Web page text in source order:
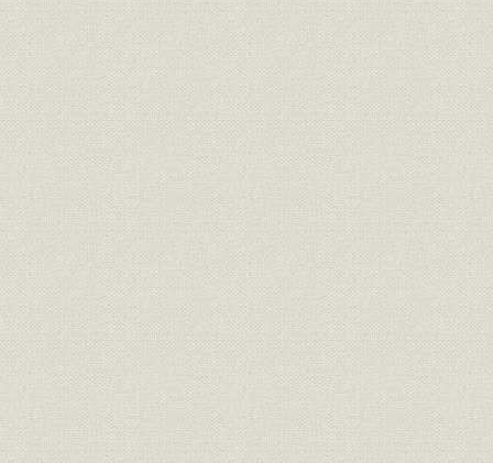
第5節 都市施設の復興整備から本格的拡充へ
1 都市の新時代と当社工事の多角的展開
2 自立化のシンボルとしての伝統建築
3 東京の建築工事
4 東京都・川崎市の水道工事
5 各支店の事業展開と都市施設工事
6 日本住宅公団設立と不燃公営住宅への進出
第6節 災害復旧と治水・利水工事
1 災害復旧工事
2 治水・利水事業への取組み